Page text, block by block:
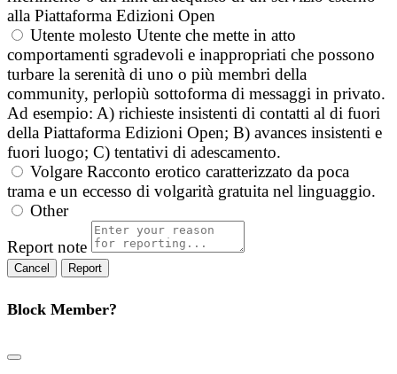
alla Piattaforma Edizioni Open
Utente molesto Utente che mette in atto
comportamenti sgradevoli e inappropriati che possono
turbare la serenità di uno o più membri della
community, perlopiù sottoforma di messaggi in privato.
Ad esempio: A) richieste insistenti di contatti al di fuori
della Piattaforma Edizioni Open; B) avances insistenti e
fuori luogo; C) tentativi di adescamento.
Volgare Racconto erotico caratterizzato da poca
trama e un eccesso di volgarità gratuita nel linguaggio.
Other
Report note
Report
Block Member?